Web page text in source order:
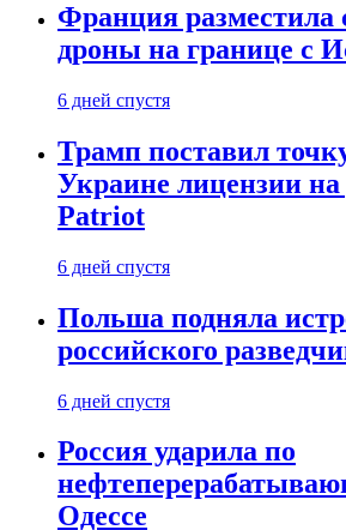
Франция разместила
дроны на границе с
6 дней спустя
Трамп поставил
Украине лицензии
Patriot
6 дней спустя
Польша подняла
российского
6 дней спустя
Россия ударила по
Одессе